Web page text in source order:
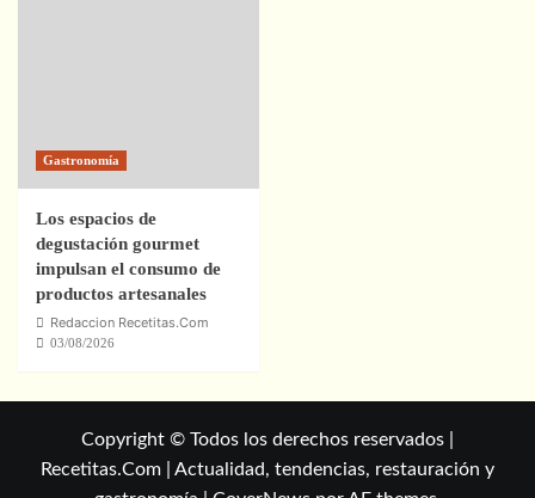
Gastronomía
Los espacios de
degustación gourmet
impulsan el consumo de
productos artesanales
Redaccion Recetitas.Com
03/08/2026
Copyright © Todos los derechos reservados |
Recetitas.Com | Actualidad, tendencias, restauración y